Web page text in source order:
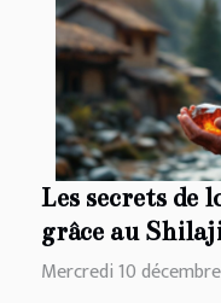
Les secrets de
grâce au
Mercredi 10